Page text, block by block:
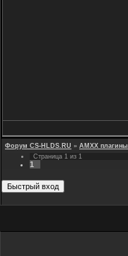
Форум CS-HLDS.RU » AMXX плагины
Страница 1 из 1
1